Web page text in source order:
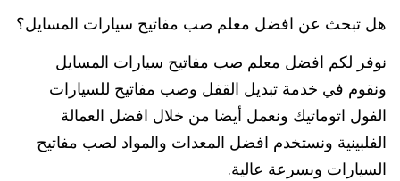
هل تبحث عن افضل معلم صب مفاتيح سيارات المسايل؟
نوفر لكم افضل معلم صب مفاتيح سيارات المسايل
ونقوم في خدمة تبديل القفل وصب مفاتيح للسيارات
الفول اتوماتيك ونعمل أيضا من خلال افضل العمالة
الفلبينية ونستخدم افضل المعدات والمواد لصب مفاتيح
السيارات وبسرعة عالية.